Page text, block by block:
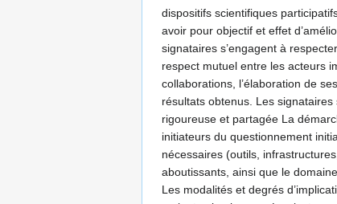
dispositifs scientifiques
avoir pour objectif et effet
signataires s’engagent à
respect mutuel entre les acteurs
collaborations, l’élaboration de
résultats obtenus. Les
rigoureuse et partagée La
initiateurs du questionnement
nécessaires (outils,
aboutissants, ainsi que le
Les modalités et degrés